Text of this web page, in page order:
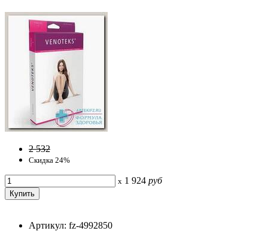
2 532
Скидка 24%
x 1 924 руб
Артикул: fz-4992850